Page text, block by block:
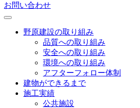
お問い合わせ
野原建設の取り組み
品質への取り組み
安全への取り組み
環境への取り組み
アフターフォロー体制
建物ができるまで
施工実績
公共施設